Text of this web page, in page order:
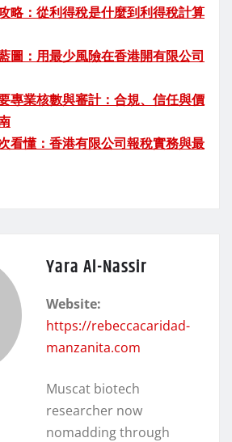
略：從利得稅是什麼到利得稅計算
圖：用最少風險在香港開有限公司
專業核數與審計：合規、信任與價
看懂：香港有限公司報稅實務與最
Yara Al-Nassir
Website:
https://rebeccacaridad-
manzanita.com
Muscat biotech
researcher now
nomadding through